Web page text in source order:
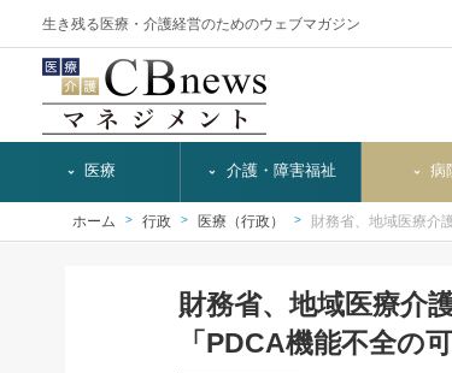
生き残る医療・介護経営のためのウェブマガジン
医療 介護・障害福祉 病
ホーム 行政 医療（行政） 財務省、地域医療介
財務省、地域医療介
「PDCA機能不全の